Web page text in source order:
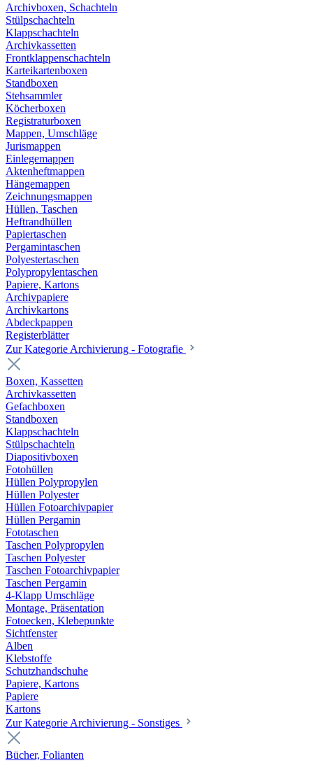
Archivboxen, Schachteln
Stülpschachteln
Klappschachteln
Archivkassetten
Frontklappenschachteln
Karteikartenboxen
Standboxen
Stehsammler
Köcherboxen
Registraturboxen
Mappen, Umschläge
Jurismappen
Einlegemappen
Aktenheftmappen
Hängemappen
Zeichnungsmappen
Hüllen, Taschen
Heftrandhüllen
Papiertaschen
Pergamintaschen
Polyestertaschen
Polypropylentaschen
Papiere, Kartons
Archivpapiere
Archivkartons
Abdeckpappen
Registerblätter
Zur Kategorie Archivierung - Fotografie
Boxen, Kassetten
Archivkassetten
Gefachboxen
Standboxen
Klappschachteln
Stülpschachteln
Diapositivboxen
Fotohüllen
Hüllen Polypropylen
Hüllen Polyester
Hüllen Fotoarchivpapier
Hüllen Pergamin
Fototaschen
Taschen Polypropylen
Taschen Polyester
Taschen Fotoarchivpapier
Taschen Pergamin
4-Klapp Umschläge
Montage, Präsentation
Fotoecken, Klebepunkte
Sichtfenster
Alben
Klebstoffe
Schutzhandschuhe
Papiere, Kartons
Papiere
Kartons
Zur Kategorie Archivierung - Sonstiges
Bücher, Folianten